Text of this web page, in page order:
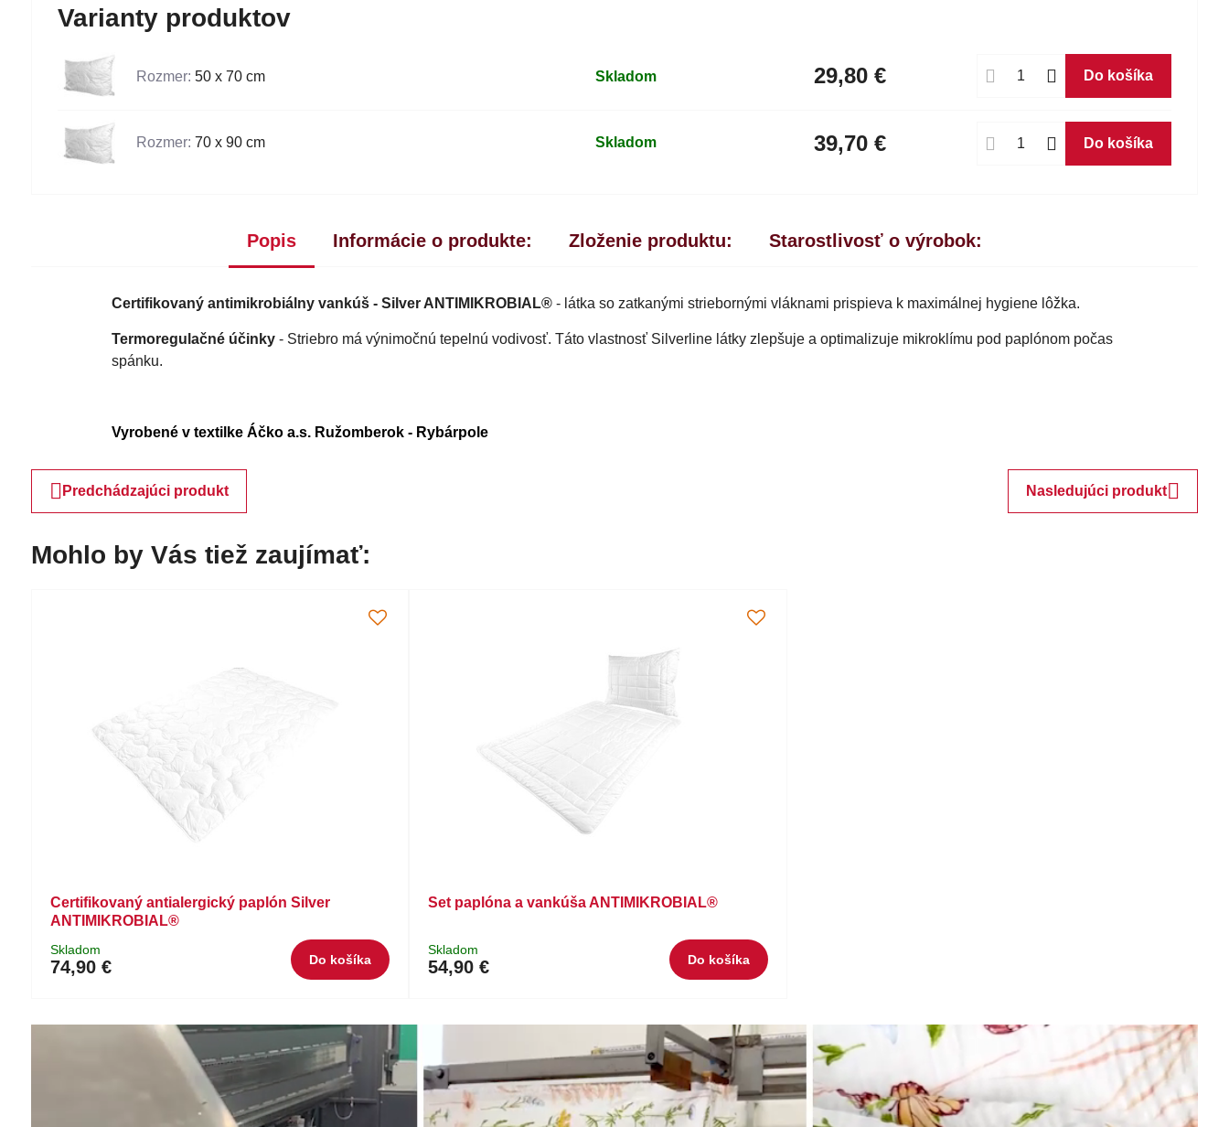
Varianty produktov
Rozmer: 50 x 70 cm Skladom 29,80 € Do košíka
Rozmer: 70 x 90 cm Skladom 39,70 € Do košíka
Popis Informácie o produkte: Zloženie produktu: Starostlivosť o výrobok:
Certifikovaný antimikrobiálny vankúš - Silver ANTIMIKROBIAL®- látka so zatkanými striebornými vláknami prispieva k maximálnej hygiene lôžka.
Termoregulačné účinky- Striebro má výnimočnú tepelnú vodivosť. Táto vlastnosť Silverline látky zlepšuje a optimalizuje mikroklímu pod paplónom počas
spánku.
Vyrobené v textilke Áčko a.s. Ružomberok - Rybárpole
Predchádzajúci produkt Nasledujúci produkt
Mohlo by Vás tiež zaujímať:
Certifikovaný antialergický paplón Silver
ANTIMIKROBIAL®
Skladom
74,90 € Do košíka
Set paplóna a vankúša ANTIMIKROBIAL®
Skladom
54,90 € Do košíka